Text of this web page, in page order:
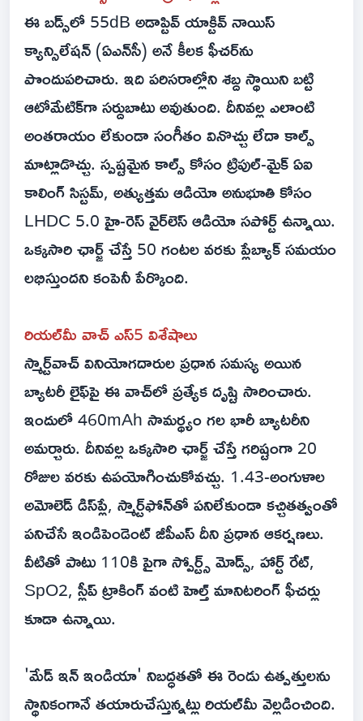
ఈ బడ్స్‌లో 55dB అడాప్టివ్ యాక్టివ్ నాయిస్
క్యాన్సిలేషన్ (ఏఎన్‌సీ) అనే కీలక ఫీచర్‌ను
పొందుపరిచారు. ఇది పరిసరాల్లోని శబ్ద స్థాయిని బట్టి
ఆటోమేటిక్‌గా సర్దుబాటు అవుతుంది. దీనివల్ల ఎలాంటి
అంతరాయం లేకుండా సంగీతం వినొచ్చు లేదా కాల్స్
మాట్లాడొచ్చు. స్పష్టమైన కాల్స్ కోసం ట్రిపుల్-మైక్ ఏఐ
కాలింగ్ సిస్టమ్, అత్యుత్తమ ఆడియో అనుభూతి కోసం
LHDC 5.0 హై-రెస్ వైర్‌లెస్ ఆడియో సపోర్ట్ ఉన్నాయి.
ఒక్కసారి ఛార్జ్ చేస్తే 50 గంటల వరకు ప్లేబ్యాక్ సమయం
లభిస్తుందని కంపెనీ పేర్కొంది.
రియల్‌మీ వాచ్ ఎస్5 విశేషాలు
స్మార్ట్‌వాచ్ వినియోగదారుల ప్రధాన సమస్య అయిన
బ్యాటరీ లైఫ్‌పై ఈ వాచ్‌లో ప్రత్యేక దృష్టి సారించారు.
ఇందులో 460mAh సామర్థ్యం గల భారీ బ్యాటరీని
అమర్చారు. దీనివల్ల ఒక్కసారి ఛార్జ్ చేస్తే గరిష్టంగా 20
రోజుల వరకు ఉపయోగించుకోవచ్చు. 1.43-అంగుళాల
అమోలెడ్ డిస్‌ప్లే, స్మార్ట్‌ఫోన్‌తో పనిలేకుండా కచ్చితత్వంతో
పనిచేసే ఇండిపెండెంట్ జీపీఎస్ దీని ప్రధాన ఆకర్షణలు.
వీటితో పాటు 110కి పైగా స్పోర్ట్స్ మోడ్స్, హార్ట్ రేట్,
SpO2, స్లీప్ ట్రాకింగ్ వంటి హెల్త్ మానిటరింగ్ ఫీచర్లు
కూడా ఉన్నాయి.
'మేడ్ ఇన్ ఇండియా' నిబద్ధతతో ఈ రెండు ఉత్పత్తులను
స్థానికంగానే తయారుచేస్తున్నట్లు రియల్‌మీ వెల్లడించింది.